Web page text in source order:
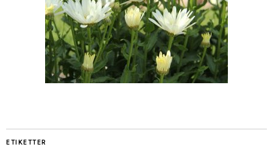
ETIKETTER